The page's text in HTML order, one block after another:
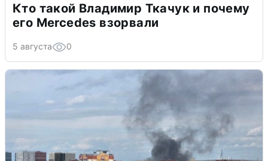
Кто такой Владимир Ткачук и почему
его Mercedes взорвали
5 августа 0